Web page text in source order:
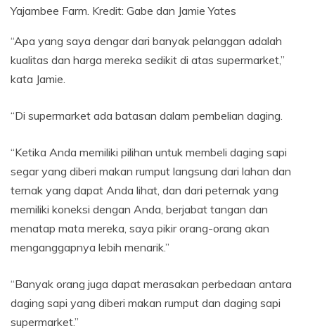
Yajambee Farm. Kredit: Gabe dan Jamie Yates
“Apa yang saya dengar dari banyak pelanggan adalah
kualitas dan harga mereka sedikit di atas supermarket,”
kata Jamie.
“Di supermarket ada batasan dalam pembelian daging.
“Ketika Anda memiliki pilihan untuk membeli daging sapi
segar yang diberi makan rumput langsung dari lahan dan
ternak yang dapat Anda lihat, dan dari peternak yang
memiliki koneksi dengan Anda, berjabat tangan dan
menatap mata mereka, saya pikir orang-orang akan
menganggapnya lebih menarik.”
“Banyak orang juga dapat merasakan perbedaan antara
daging sapi yang diberi makan rumput dan daging sapi
supermarket.”